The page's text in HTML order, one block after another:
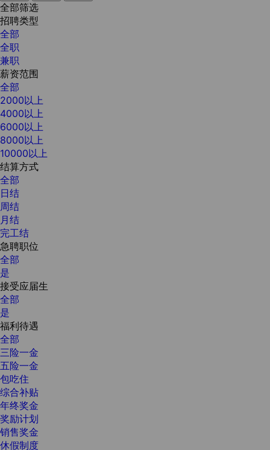
全部筛选
招聘类型
全部
全职
兼职
薪资范围
全部
2000以上
4000以上
6000以上
8000以上
10000以上
结算方式
全部
日结
周结
月结
完工结
急聘职位
全部
是
接受应届生
全部
是
福利待遇
全部
三险一金
五险一金
包吃住
综合补贴
年终奖金
奖励计划
销售奖金
休假制度